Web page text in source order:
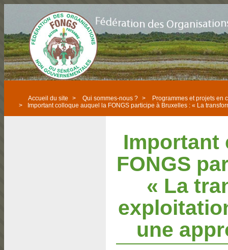
Accueil du site > Qui sommes-nous ? >
Programmes et projets en
>
Important colloque auquel la FONGS participe à Bruxelles : « La
Important
FONGS
« La
une